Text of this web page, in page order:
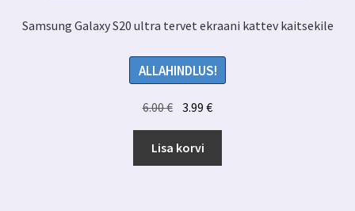
Samsung Galaxy S20 ultra tervet ekraani kattev kaitsekile
ALLAHINDLUS!
6.00€ Algne
hind
oli:
6.00 €.
3.99€Praegune
hind
3.99 €.
Lisa korvi